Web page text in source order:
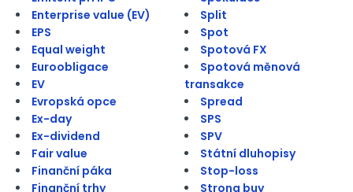
Enterprise value (EV)
EPS
Equal weight
Euroobligace
EV
Evropská opce
Ex-day
Ex-dividend
Fair value
Finanční páka
Finanční trhy
Split
Spot
Spotová FX
Spotová měnová
transakce
Spread
SPS
SPV
Státní dluhopisy
Stop-loss
Strong buy